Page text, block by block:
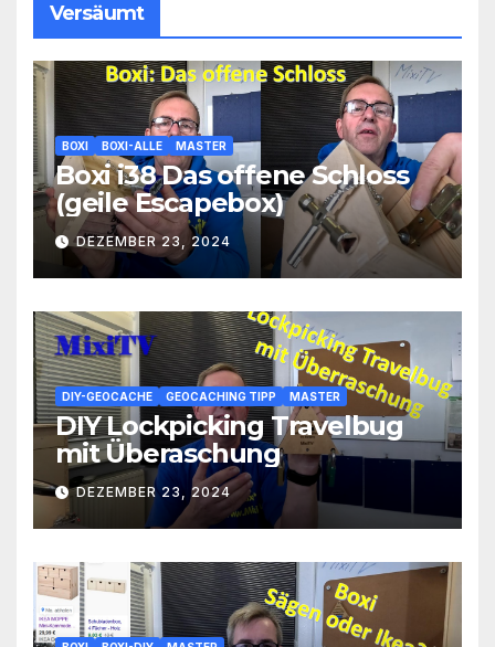
Versäumt
BOXI BOXI-ALLE MASTER
Boxi i38 Das offene Schloss
(geile Escapebox)
DEZEMBER 23, 2024
DIY-GEOCACHE GEOCACHING TIPP MASTER
DIY Lockpicking Travelbug
mit Überaschung
DEZEMBER 23, 2024